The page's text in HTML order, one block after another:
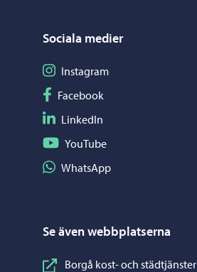
Sociala medier
Följ på Instagram
Instagram
Följ på Facebook
Facebook
Följ på LinkedIn
LinkedIn
Följ på YouTube
YouTube
Dela på WhatsApp
WhatsApp
Se även webbplatserna
Borgå kost- och städtjänster